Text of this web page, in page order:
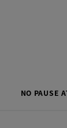
NO PAUSE